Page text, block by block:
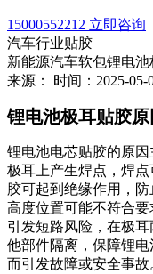
15000552212 立即咨询
汽车行业贴胶
新能源汽车软包锂电
来源： 时间：2025-05-
锂电池极耳贴胶原
锂电池电芯贴胶的原因
极耳上产生焊点，焊
胶可起到绝缘作用，
高度位置可能不符合
引发短路风险，在极
他部件隔离，保障锂
而引发故障或安全事故